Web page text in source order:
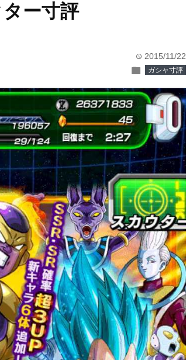
ー寸評
time 2015/11/22
folder ガシャ寸評